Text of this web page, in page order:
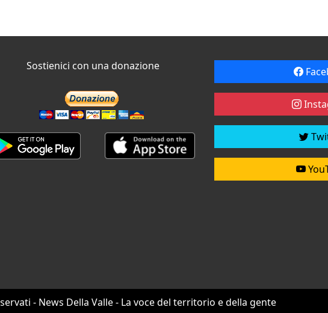
Sostienici con una donazione
- News Della Valle - La voce del territorio e della gente